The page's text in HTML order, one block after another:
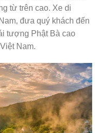
từ trên cao. Xe di
đưa quý khách đến
tượng Phật Bà cao
Nam.